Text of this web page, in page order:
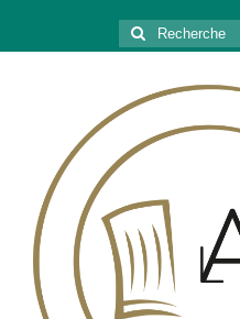
Rechercher
: